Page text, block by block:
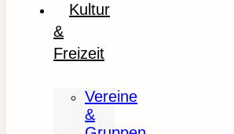
Kultur
&
Freizeit
Vereine
&